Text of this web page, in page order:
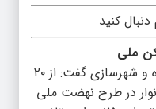
دنبال کنید
ملی
محمود محمودزاده، معاون وزیر راه و شهرسازی گفت: از ۲۰
در طرح نهضت ملی